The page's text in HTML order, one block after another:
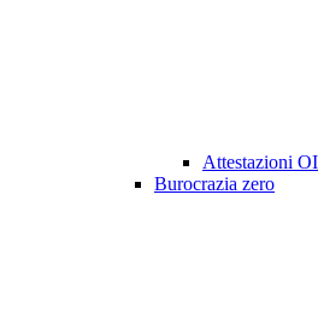
Attestazioni
Burocrazia zero